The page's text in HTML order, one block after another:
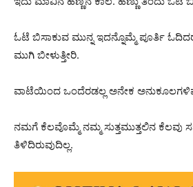
ಓಟೆ ಬಿಸಾಕುವ ಮುನ್ನ ಇದನ್ನೊಮ್ಮೆ ಪೂರ್ತಿ‌
ಮುಗಿ ಬೀಳುತ್ತೀರಿ.
ವಾಟೆಯಿಂದ ಒಂದೆರಡಲ್ಲ ಅನೇಕ
ನಮಗೆ ಕೆಲವೊಮ್ಮೆ ನಮ್ಮ ಸುತ್ತಮುತ್ತಲಿನ ಕೆಲವು
ತಿಳಿದಿರುವುದಿಲ್ಲ.